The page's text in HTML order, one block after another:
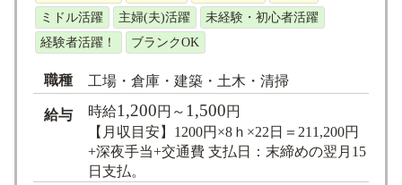
ミドル活躍
主婦(夫)活躍
未経験・初心者活躍
経験者活躍！
ブランクOK
職種 工場・倉庫・建築・土木・清掃
給与 時給1,200円～ 1,500円
【月収目安】1200円×8ｈ×22日＝211,200円
+深夜手当+交通費 支払日：末締めの翌月15
日支払。